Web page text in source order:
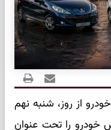
از روز، شنبه نهم
فروش خودرو را تحت عنوان